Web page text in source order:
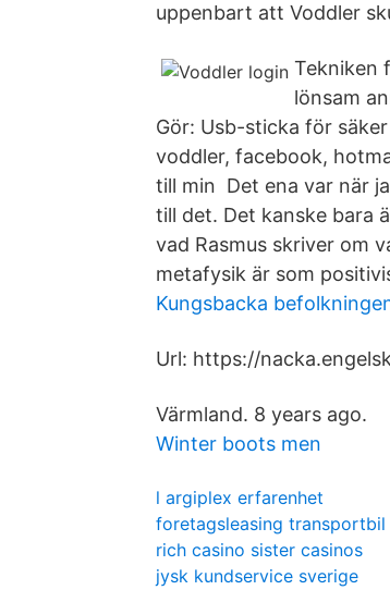
uppenbart att Voddler
Tekniken
lönsam
Gör: Usb-sticka för
voddler, facebook,
till min Det ena var när
till det. Det kanske bara
vad Rasmus skriver om
metafysik är som
Kungsbacka
Url: https://
Värmland. 8 years ago.
Winter boots men
l argiplex erfarenhet
foretagsleasing transportbil
rich casino sister casinos
jysk kundservice sverige